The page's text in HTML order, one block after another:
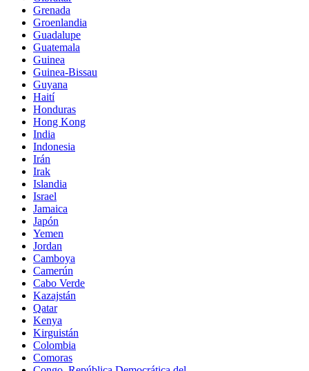
Grenada
Groenlandia
Guadalupe
Guatemala
Guinea
Guinea-Bissau
Guyana
Haití
Honduras
Hong Kong
India
Indonesia
Irán
Irak
Islandia
Israel
Jamaica
Japón
Yemen
Jordan
Camboya
Camerún
Cabo Verde
Kazajstán
Qatar
Kenya
Kirguistán
Colombia
Comoras